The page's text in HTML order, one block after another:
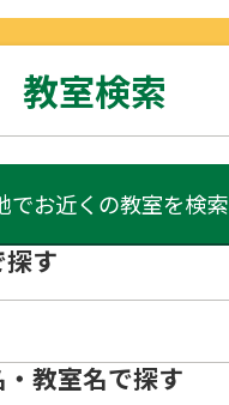
教室検索
でお近くの教室を検索
す
教室名で探す